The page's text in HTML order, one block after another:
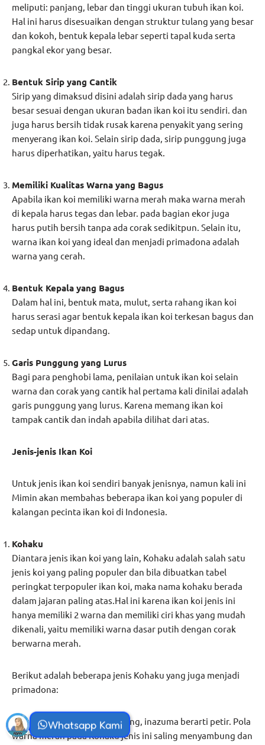
meliputi: panjang, lebar dan tinggi ukuran tubuh ikan koi.
Hal ini harus disesuaikan dengan struktur tulang yang besar
dan kokoh, bentuk kepala lebar seperti tapal kuda serta
pangkal ekor yang besar.
Bentuk Sirip yang Cantik
Sirip yang dimaksud disini adalah sirip dada yang harus
besar sesuai dengan ukuran badan ikan koi itu sendiri. dan
juga harus bersih tidak rusak karena penyakit yang sering
menyerang ikan koi. Selain sirip dada, sirip punggung juga
harus diperhatikan, yaitu harus tegak.
Memiliki Kualitas Warna yang Bagus
Apabila ikan koi memiliki warna merah maka warna merah
di kepala harus tegas dan lebar. pada bagian ekor juga
harus putih bersih tanpa ada corak sedikitpun. Selain itu,
warna ikan koi yang ideal dan menjadi primadona adalah
warna yang cerah.
Bentuk Kepala yang Bagus
Dalam hal ini, bentuk mata, mulut, serta rahang ikan koi
harus serasi agar bentuk kepala ikan koi terkesan bagus dan
sedap untuk dipandang.
Garis Punggung yang Lurus
Bagi para penghobi lama, penilaian untuk ikan koi selain
warna dan corak yang cantik hal pertama kali dinilai adalah
garis punggung yang lurus. Karena memang ikan koi
tampak cantik dan indah apabila dilihat dari atas.
Jenis-jenis Ikan Koi
Untuk jenis ikan koi sendiri banyak jenisnya, namun kali ini
Mimin akan membahas beberapa ikan koi yang populer di
kalangan pecinta ikan koi di Indonesia.
Kohaku
Diantara jenis ikan koi yang lain, Kohaku adalah salah satu
jenis koi yang paling populer dan bila dibuatkan tabel
peringkat terpopuler ikan koi, maka nama kohaku berada
dalam jajaran paling atas.Hal ini karena ikan koi jenis ini
hanya memiliki 2 warna dan memiliki ciri khas yang mudah
dikenali, yaitu memiliki warna dasar putih dengan corak
berwarna merah.
Berikut adalah beberapa jenis Kohaku yang juga menjadi
primadona:
Inazuma: Dalam bahasa Jepang, inazuma berarti petir. Pola
warna merah pada Kohaku jenis ini saling menyambung dan
Whatsapp Kami